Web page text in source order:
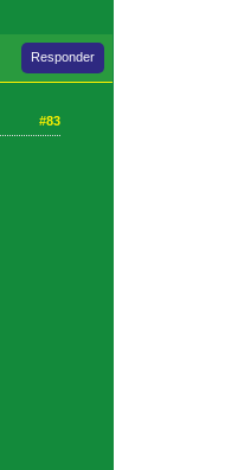
Responder
#83